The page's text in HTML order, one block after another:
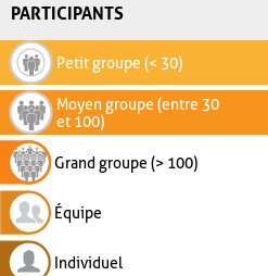
PARTICIPANTS
Petit groupe (< 30)
Moyen groupe (entre 30
et 100)
Grand groupe (> 100)
Équipe
Individuel